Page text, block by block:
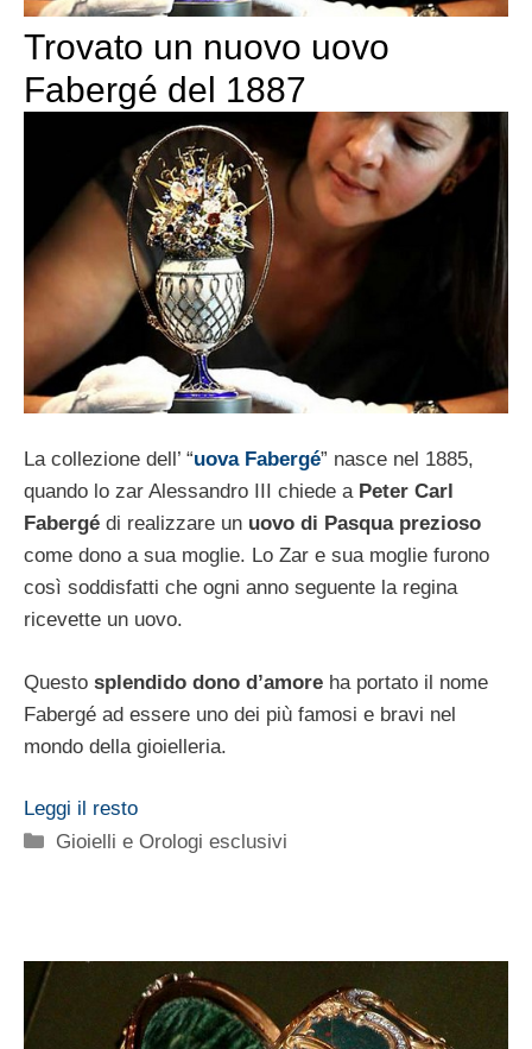
Trovato un nuovo uovo
Fabergé del 1887
La collezione dell’ “uova Fabergé” nasce nel 1885,
quando lo zar Alessandro III chiede a Peter Carl
Fabergé di realizzare un uovo di Pasqua prezioso
come dono a sua moglie. Lo Zar e sua moglie furono
così soddisfatti che ogni anno seguente la regina
ricevette un uovo.
Questo splendido dono d’amore ha portato il nome
Fabergé ad essere uno dei più famosi e bravi nel
mondo della gioielleria.
Leggi il resto
Categorie
Gioielli e Orologi esclusivi